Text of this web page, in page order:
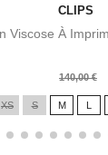
CLIPS
Viscose À
140,00 €
XS S M L